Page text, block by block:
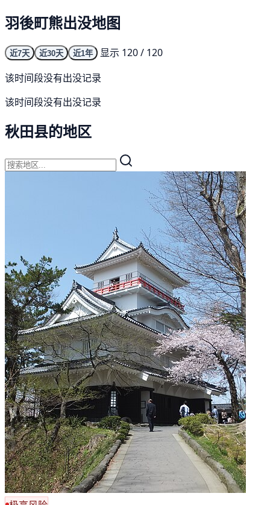
羽後町熊出没地图
近7天 近30天 近1年
显示 120 / 120
该时间段没有出没记录
该时间段没有出没记录
秋田县的地区